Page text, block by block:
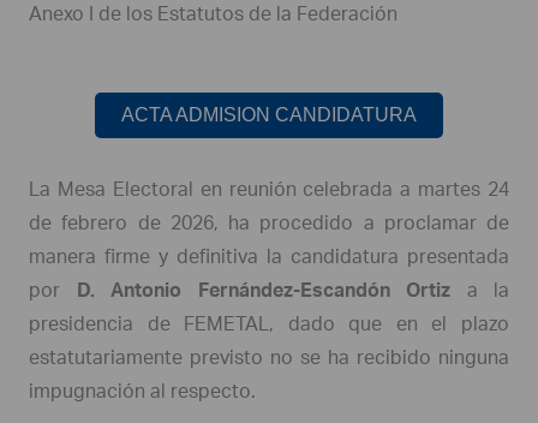
Anexo I de los Estatutos de la Federación
ACTA ADMISION CANDIDATURA
La Mesa Electoral en reunión celebrada a martes 24
de febrero de 2026, ha procedido a proclamar de
manera firme y definitiva la candidatura presentada
por D. Antonio Fernández-Escandón Ortiz a la
presidencia de FEMETAL, dado que en el plazo
estatutariamente previsto no se ha recibido ninguna
impugnación al respecto.